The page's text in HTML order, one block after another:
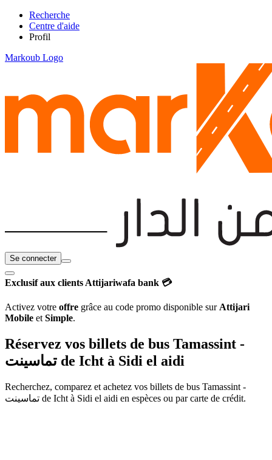
Recherche
Centre d'aide
Profil
Markoub Logo
Se connecter
Exclusif aux clients Attijariwafa bank 💳
Activez votre offre grâce au code promo disponible sur Attijari
Mobile et Simple.
Réservez vos billets de bus Tamassint -
تماسينت de Icht à Sidi el aidi
Recherchez, comparez et achetez vos billets de bus Tamassint -
تماسينت de Icht à Sidi el aidi en espèces ou par carte de crédit.